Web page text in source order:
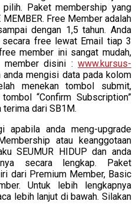
Paket membership yang
Free Member adalah
dengan 1,5 tahun. Anda
free lewat Email tiap 3
member ini sangat mudah,
member disini : www.kursus-
anda mengisi data pada kolom
menekan tombol submit,
“Confirm Subscription”
terima dari SB1M.
apabila anda meng-upgrade
atau keanggotaan
SEUMUR HIDUP dan anda
secara lengkap. Paket
dari Premium Member, Basic
Untuk lebih lengkapnya
lebih lanjut di bawah. Silakan